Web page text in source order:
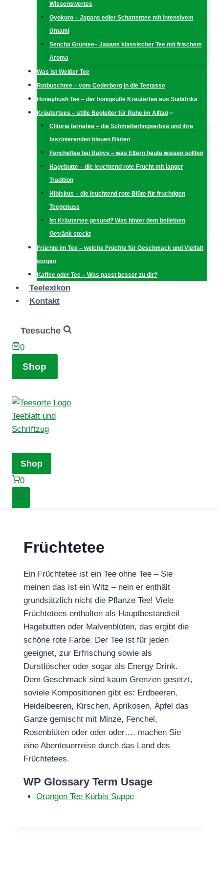
Wissenswertes
Gyokuro – Japans edler Schattentee mit intensivem
Umami
Sencha Grüntee– Japans klassischer Tee mit frischem
Aroma
Was ist Weißer Tee
Rotbuschtee – vom Cederberg in die Teetasse
Honeybush Tee – der honigsüße Kräutertee aus Südafrika
Kräutertees – stille Begleiter für Ruhe im Alltag
Clitoria ternatea – die Schmetterlingserbse und ihre
faszinierenden blauen Blüten
Fencheltee bei Babys – was Eltern heute wissen sollten
Hagebutte – die leuchtend rote Frucht mit langer
Tradition
Hibiskus – die leuchtend rote Blüte für fruchtigen
Teegenuss
Ist Kräutertee gesund? Was hinter dem beliebten
Getränk steckt
Früchte im Tee – welche Früchte für Geschmack und Vielfalt
sorgen
Kaffee oder Tee – Was passt besser zu dir?
Teelexikon
Kontakt
Teesuche
0
Shop
Shop
0
Früchtetee
Ein Früchtetee ist ein Tee ohne Tee – Sie
meinen das ist ein Witz – nein er enthält
grundsätzlich nicht die Pflanze Tee! Viele
Früchtetees enthalten als Hauptbestandteil
Hagebutten oder Malvenblüten, das ergibt die
schöne rote Farbe. Der Tee ist für jeden
geeignet, zur Erfrischung sowie als
Durstlöscher oder sogar als Energy Drink.
Dem Geschmack sind kaum Grenzen gesetzt,
soviele Kompositionen gibt es: Erdbeeren,
Heidelbeeren, Kirschen, Aprikosen, Äpfel das
Ganze gemischt mit Minze, Fenchel,
Rosenblüten oder oder oder…. machen Sie
eine Abenteuerreise durch das Land des
Früchtetees.
WP Glossary Term Usage
Orangen Tee Kürbis Suppe